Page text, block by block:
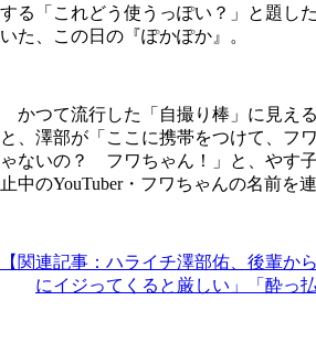
する「これどう使うっぽい？」と題し
いた、この日の『ぽかぽか』。
かつて流行した「自撮り棒」に見え
と、澤部が「ここに携帯をつけて、フ
ゃないの？ フワちゃん！」と、やす
止中のYouTuber・フワちゃんの名前を
【関連記事：ハライチ澤部佑、後輩か
にイジってくると厳しい」「酔っ